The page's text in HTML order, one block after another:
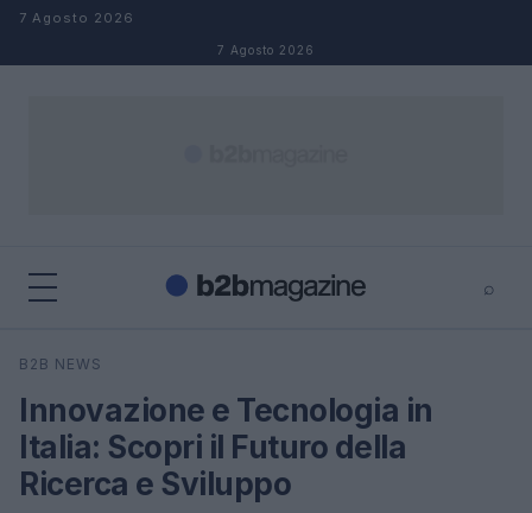
Salta al contenuto
7 Agosto 2026
7 Agosto 2026
⌕
Cerca
B2B NEWS
Innovazione e Tecnologia in
Italia: Scopri il Futuro della
Ricerca e Sviluppo